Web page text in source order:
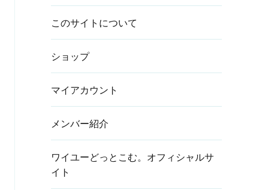
このサイトについて
ショップ
マイアカウント
メンバー紹介
ワイユーどっとこむ。オフィシャルサ
イト